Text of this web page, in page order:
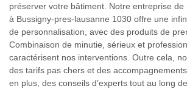
préserver votre bâtiment. Notre entreprise de
à Bussigny-pres-lausanne 1030 offre une
de personnalisation, avec des produits de
Combinaison de minutie, sérieux et
caractérisent nos interventions. Outre cela,
des tarifs pas chers et des
en plus, des conseils d’experts tout au long